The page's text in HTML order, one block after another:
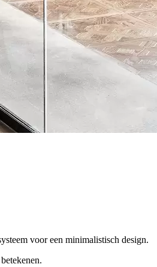
voor een minimalistisch design.